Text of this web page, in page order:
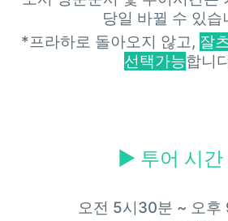
당일 바뀔 수 있습
*프라하로 돌아오지 않고, 잘
선택가능합니
▶ 투어 시
오전 5시30분 ~ 오후